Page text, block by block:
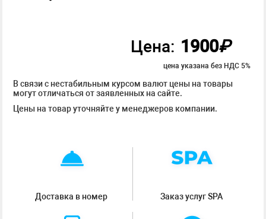
Цена: 1900₽
цена указана без НДС 5%
В связи с нестабильным курсом валют цены на товары
могут отличаться от заявленных на сайте.
Цены на товар уточняйте у менеджеров компании.
Доставка в номер Заказ услуг SPA